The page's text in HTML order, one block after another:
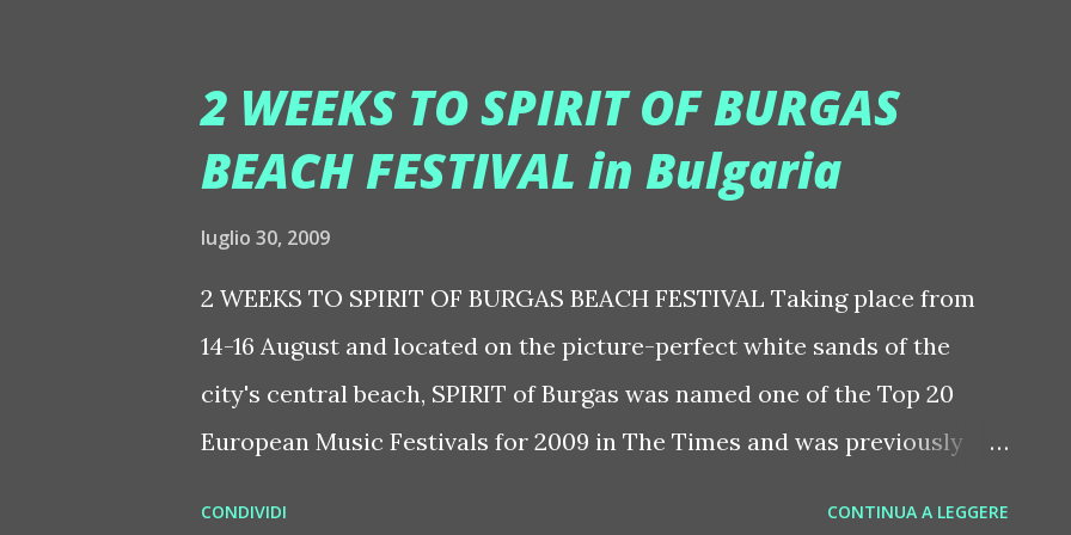
fontane/EUR di fronte 4000 presenze (marzo09) hanno sempre
registrato il SOLD OUT!! RALF ha anche infuocato i dancefloor di altri
biografia sarebbe interminabile! ...che dj Ralf Ã¨ stato assoluto
protagonista dell'ultimo electrowave (Livorno) insiem...
2 WEEKS TO SPIRIT OF BURGAS
BEACH FESTIVAL in Bulgaria
luglio 30, 2009
2 WEEKS TO SPIRIT OF BURGAS BEACH FESTIVAL Taking place from
14-16 August and located on the picture-perfect white sands of the
city's central beach, SPIRIT of Burgas was named one of the Top 20
European Music Festivals for 2009 in The Times and was previously
CONDIVIDI CONTINUA A LEGGERE